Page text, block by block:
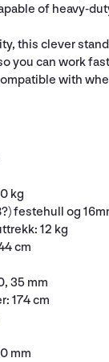
of heavy-
this clever
you can work
with
kg
festehull og
12 kg
cm
35 mm
174 cm
mm